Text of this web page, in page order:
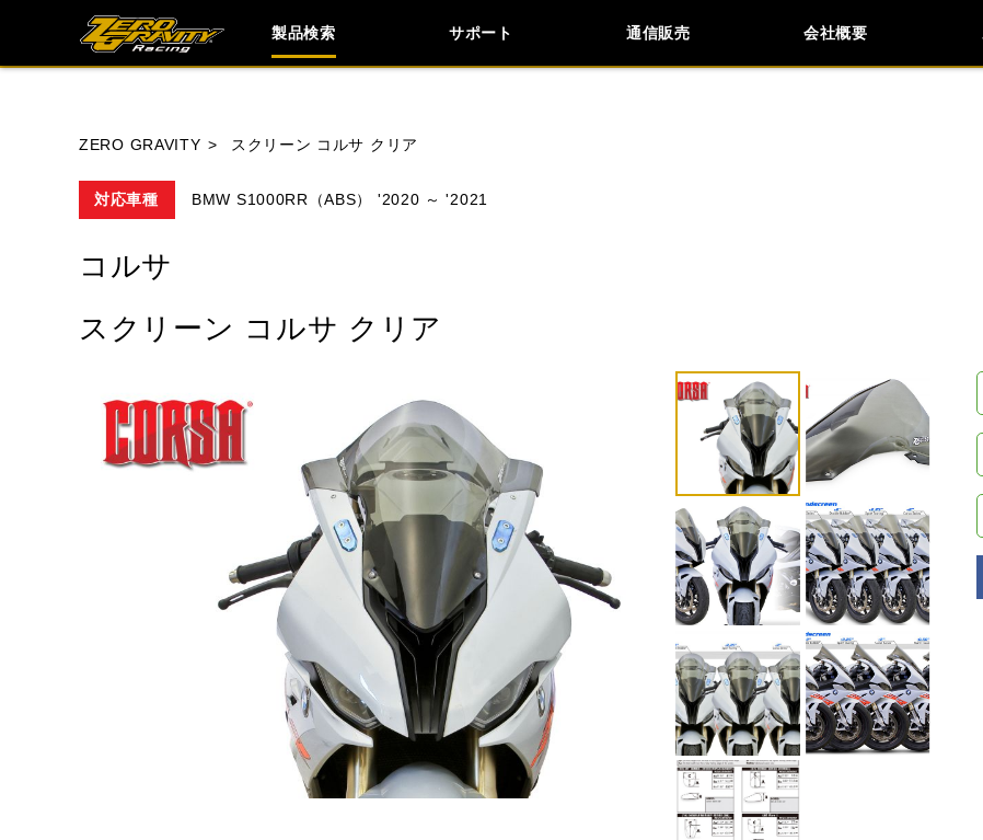
製品検索 サポート 通信販売 会社概要
会社概要
採用情報
閉じる
ZERO GRAVITY スクリーン コルサ クリア
対応車種 BMW S1000RR（ABS） '2020 ～ '2021
コルサ
スクリーン コルサ クリア